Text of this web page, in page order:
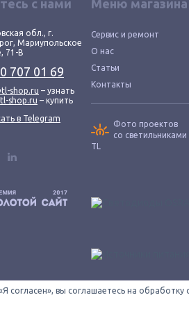
с нами
обл., г.
Мариупольское
71-В
707 01 69
shop.ru – узнать
shop.ru – купить
в Telegram
Меню магазина
Сервис и ремонт
О нас
Статьи
Контакты
Фото проектов
со светильниками
TL
зачищены © 2026 ООО «КОНТУР». TL-
согласен», вы соглашаетесь на